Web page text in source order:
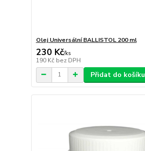
Olej Universální BALLISTOL 200 ml
230 Kč/ks
190 Kč bez DPH
Přidat do košíku